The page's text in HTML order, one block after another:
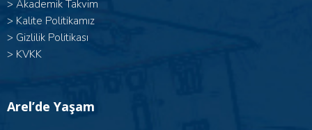
> Akademik Takvim
> Kalite Politikamız
> Gizlilik Politikası
> KVKK
Arel’de Yaşam